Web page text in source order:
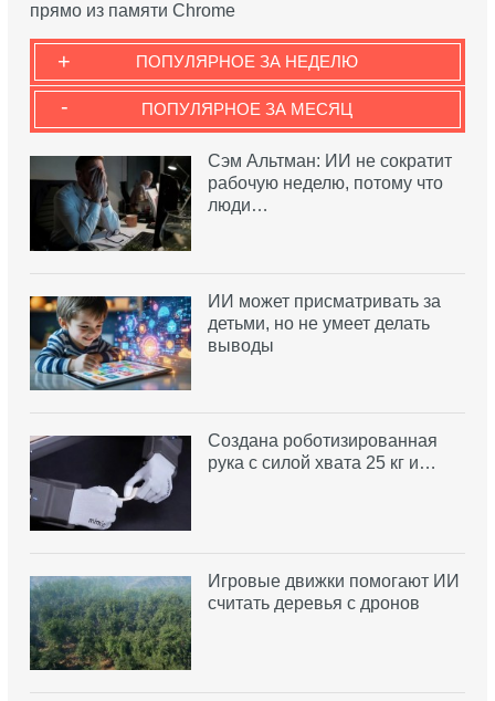
прямо из памяти Chrome
ПОПУЛЯРНОЕ ЗА НЕДЕЛЮ
+
ПОПУЛЯРНОЕ ЗА МЕСЯЦ
-
Сэм Альтман: ИИ не сократит
рабочую неделю, потому что
люди…
ИИ может присматривать за
детьми, но не умеет делать
выводы
Создана роботизированная
рука с силой хвата 25 кг и…
Игровые движки помогают ИИ
считать деревья с дронов